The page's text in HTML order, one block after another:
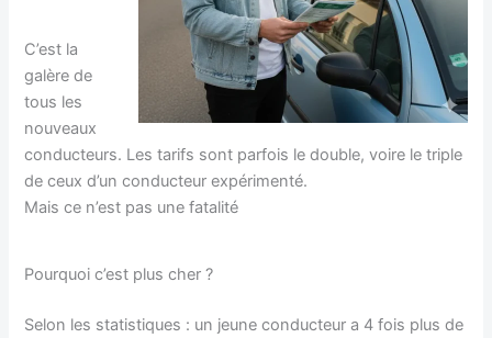
C’est la
galère de
tous les
nouveaux
conducteurs. Les tarifs sont parfois le double, voire le triple
de ceux d’un conducteur expérimenté.
Mais ce n’est pas une fatalité
Pourquoi c’est plus cher ?
Selon les statistiques : un jeune conducteur a 4 fois plus de